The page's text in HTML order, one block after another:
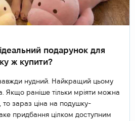
подарунок для
ж купити?
нудний. Найкращий цьому
Якщо раніше тільки мріяти можна
зараз ціна на подушку-
придбання цілком доступним